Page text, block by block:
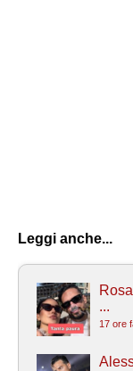
Leggi anche...
...
17 ore